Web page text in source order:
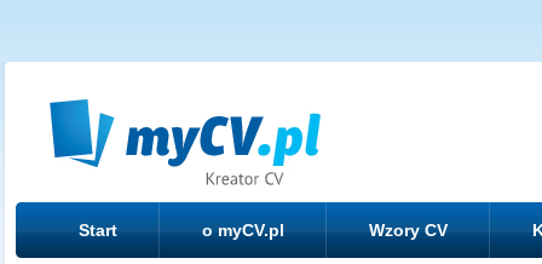
Start o myCV.pl Wzory CV